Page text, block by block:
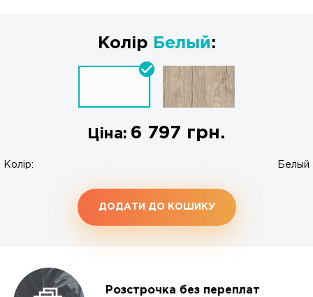
Колір Белый:
Ціна: 6 797 грн.
Колір: Белый
ДОДАТИ ДО КОШИКУ
Розстрочка без переплат